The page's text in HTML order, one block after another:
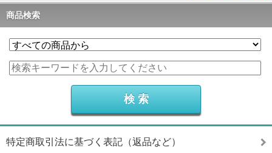
商品検索
特定商取引法に基づく表記（返品など）